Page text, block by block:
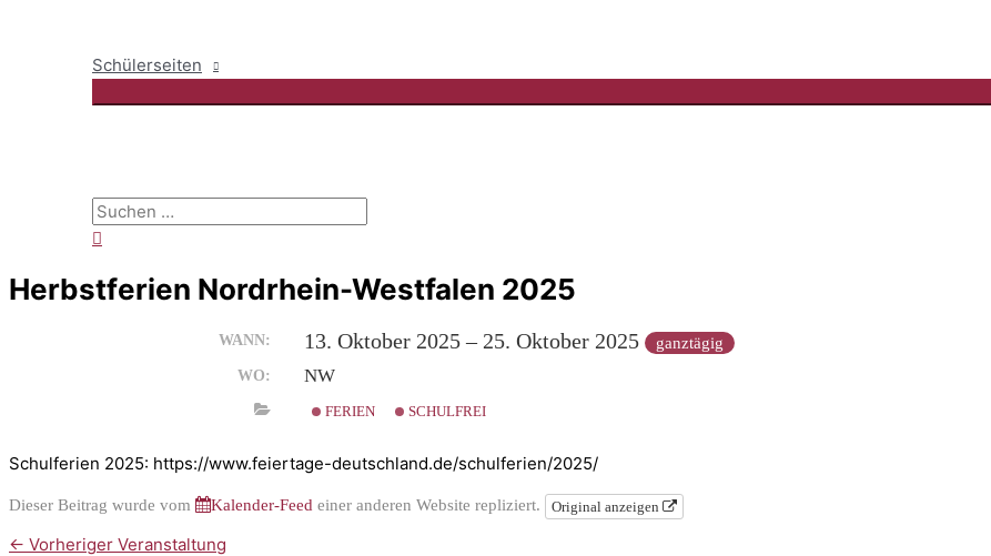
Schülerseiten
Suchen
nach:
Herbstferien Nordrhein-Westfalen 2025
WANN: 13. Oktober 2025 – 25. Oktober 2025 ganztägig
WO: NW
FERIEN SCHULFREI
Schulferien 2025: https://www.feiertage-deutschland.de/schulferien/2025/
Dieser Beitrag wurde vom Kalender-Feed einer anderen Website repliziert. Original anzeigen
← Vorheriger Veranstaltung